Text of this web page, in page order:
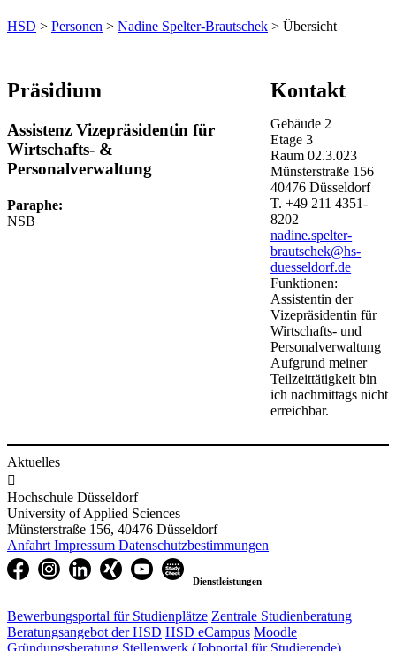
HSD > Personen > Nadine Spelter-Brautschek > Übersicht
Präsidium
Assistenz Vizepräsidentin für
Wirtschafts- &
Personalverwaltung
Paraphe:
NSB
Kontakt
Gebäude 2
Etage3
Raum02.3.023
Münsterstraße 156
40476Düsseldorf
T.+49 211 4351-
8202
nadine.spelter-
brautschek@hs-
duesseldorf.de
Funktionen:
Assistentin der
Vizepräsidentin für
Wirtschafts- und
Personalverwaltung
Aufgrund meiner
Teilzeittätigkeit bin
ich nachmittags nicht
erreichbar.
Aktuelles

Hochschule Düsseldorf
University of Applied Sciences
Münsterstraße 156, 40476 Düsseldorf
Anfahrt Impressum Datenschutzbestimmungen
Dienstleistungen
Bewerbungsportal für Studienplätze Zentrale Studienberatung
Beratungsangebot der HSD HSD eCampus Moodle
Gründungsberatung Stellenwerk (Jobportal für Studierende)